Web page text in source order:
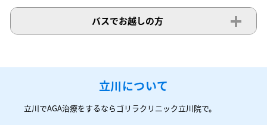
バスでお越しの方
立川について
立川でAGA治療をするならゴリラクリニック立川院で。